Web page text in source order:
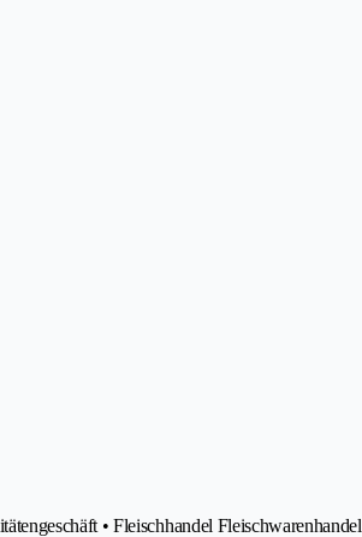
• Fleischhandel Fleischwarenhandel